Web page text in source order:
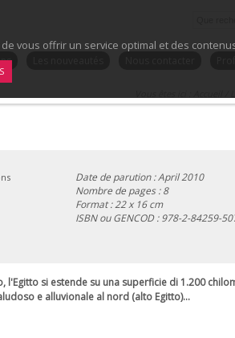
Date de parution : April 2010
Nombre de pages : 8
Format : 22 x 16 cm
ISBN ou GENCOD :978-2-84259-
l'Egitto si estende su una superficie di 1.200
e alluvionale al nord (alto Egitto)...
vous offrir un service optimal et des